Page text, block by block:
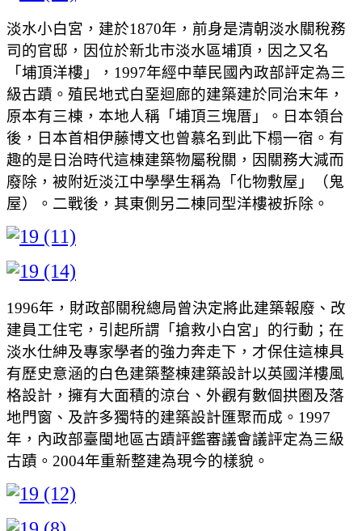
淡水小白宮，建於1870年，前身是清朝淡水關稅務
司的官邸，因位於新北市淡水區埔頂，因之又名
「埔頂洋樓」，1997年經中華民國內政部評定為三
級古蹟。殖民地式白堊迴廊的建築建於同治末年，
原本有三棟，本地人稱「埔頂三塊厝」。日本領台
後，日本首相伊藤博文也曾慕名到此下榻一宿。有
趣的是日治時代這棟建築物屬稅關，因關務大減而
廢除，被附近淡江中學學生稱為「化物敷屋」（鬼
屋）。二戰後，其東側另二棟同型洋樓被拆除。
1996年，財政部關稅總局曾決定將此建築報廢、改
建員工住宅，引起所謂「搶救小白宮」的行動；在
淡水仕紳及專家學者的強力奔走下，才保住這棟具
有歷史意涵的白色建築整棟建築設計以英國洋樓風
格設計，擁有大面積的涼台、外觀有數個拱圈及落
地門窗、及許多獨特的建築設計匯聚而成。1997
年，內政部臺閩地區古蹟評鑑審議會議評定為三級
古蹟。2004年重新整建為現今的樣貌。